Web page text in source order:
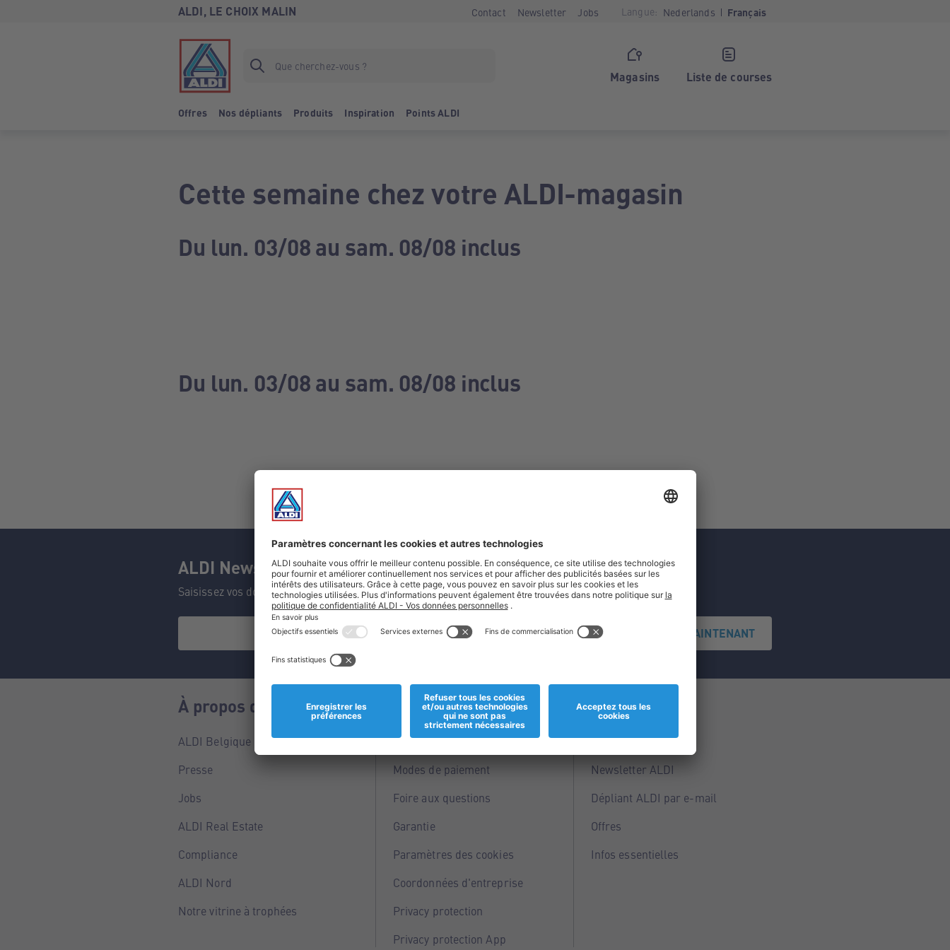
ALDI, LE CHOIX MALIN Contact Newsletter Jobs Langue: Nederlands Français
Magasins Liste de courses
Offres Nos dépliants Produits Inspiration Points ALDI
Cette semaine chez votre ALDI-magasin
Du lun. 03/08 au sam. 08/08 inclus
Du lun. 03/08 au sam. 08/08 inclus
ALDI Newsletter
Saisissez vos données et ne manquez aucune de nos offres.
S'INSCRIRE MAINTENANT
À propos de nous
ALDI Belgique
Presse
Jobs
ALDI Real Estate
Compliance
ALDI Nord
Notre vitrine à trophées
Informations
Magasins
Modes de paiement
Foire aux questions
Garantie
Paramètres des cookies
Coordonnées d'entreprise
Privacy protection
Privacy protection App
Service
Points ALDI
Newsletter ALDI
Dépliant ALDI par e-mail
Offres
Infos essentielles